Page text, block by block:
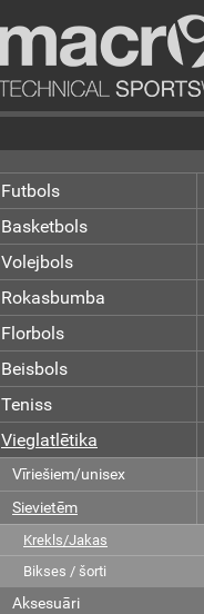
Futbols
Basketbols
Volejbols
Rokasbumba
Florbols
Beisbols
Teniss
Vieglatlētika
Vīriešiem/unisex
Sievietēm
Krekls/Jakas
Bikses / šorti
Aksesuāri